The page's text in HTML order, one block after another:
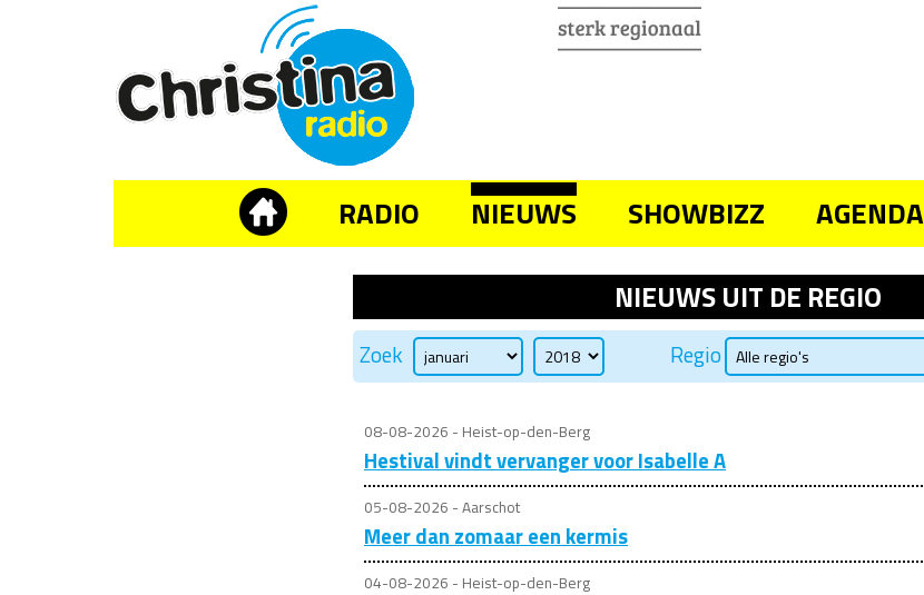
RADIO NIEUWS SHOWBIZZ AGENDA
NIEUWS UIT DE REGIO
Zoek Regio
08-08-2026 - Heist-op-den-Berg
Hestival vindt vervanger voor Isabelle A
05-08-2026 - Aarschot
Meer dan zomaar een kermis
04-08-2026 - Heist-op-den-Berg